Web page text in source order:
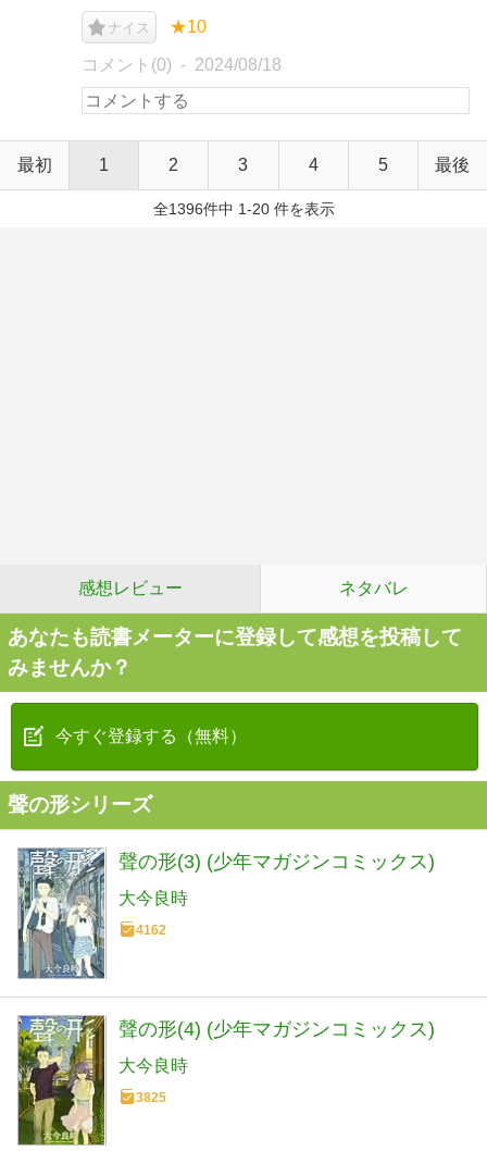
ナイス ★10
コメント(0) 2024/08/18
最初 1 2 3 4 5 最後
全1396件中 1-20 件を表示
感想レビュー ネタバレ
あなたも読書メーターに登録して感想を投稿して
みませんか？
今すぐ登録する（無料）
聲の形シリーズ
聲の形(3) (少年マガジンコミックス)
大今良時
4162
聲の形(4) (少年マガジンコミックス)
大今良時
3825